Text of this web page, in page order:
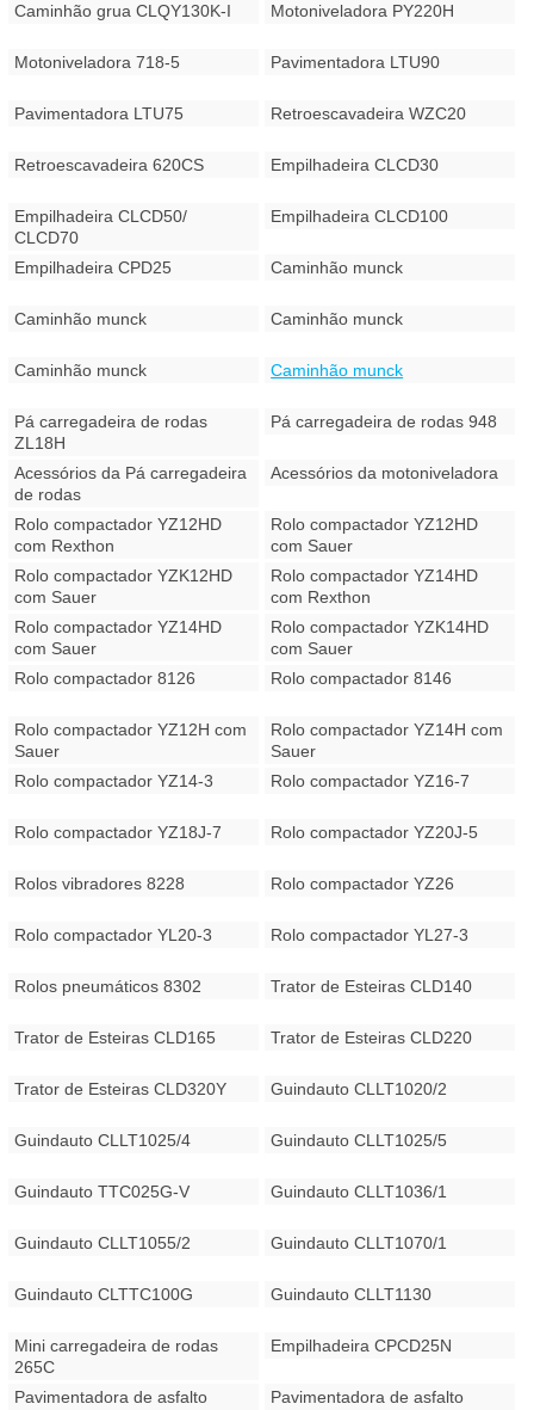
Caminhão grua CLQY130K-I
Motoniveladora PY220H
Motoniveladora 718-5 Pavimentadora LTU90
Pavimentadora LTU75 Retroescavadeira WZC20
Retroescavadeira 620CS Empilhadeira CLCD30
Empilhadeira CLCD50/
CLCD70
Empilhadeira CLCD100
Empilhadeira CPD25 Caminhão munck
Caminhão munck Caminhão munck
Caminhão munck Caminhão munck
Pá carregadeira de rodas
ZL18H
Pá carregadeira de rodas 948
Acessórios da Pá carregadeira
de rodas
Acessórios da motoniveladora
Rolo compactador YZ12HD
com Rexthon
Rolo compactador YZ12HD
com Sauer
Rolo compactador YZK12HD
com Sauer
Rolo compactador YZ14HD
com Rexthon
Rolo compactador YZ14HD
com Sauer
Rolo compactador YZK14HD
com Sauer
Rolo compactador 8126
Rolo compactador 8146
Rolo compactador YZ12H com
Sauer
Rolo compactador YZ14H com
Sauer
Rolo compactador YZ14-3
Rolo compactador YZ16-7
Rolo compactador YZ18J-7 Rolo compactador YZ20J-5
Rolos vibradores 8228 Rolo compactador YZ26
Rolo compactador YL20-3 Rolo compactador YL27-3
Rolos pneumáticos 8302 Trator de Esteiras CLD140
Trator de Esteiras CLD165 Trator de Esteiras CLD220
Trator de Esteiras CLD320Y Guindauto CLLT1020/2
Guindauto CLLT1025/4 Guindauto CLLT1025/5
Guindauto TTC025G-V Guindauto CLLT1036/1
Guindauto CLLT1055/2 Guindauto CLLT1070/1
Guindauto CLTTC100G Guindauto CLLT1130
Mini carregadeira de rodas
265C
Empilhadeira CPCD25N
Pavimentadora de asfalto
Pavimentadora de asfalto